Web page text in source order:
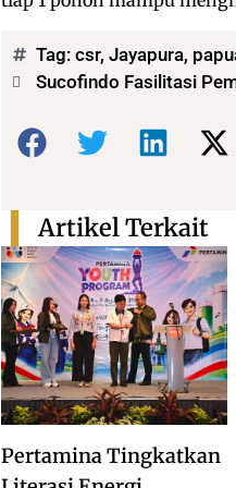
Tag: csr, Jayapura,
Sucofindo Fasilitasi
Bagikan:
Pertamina Tingkatkan
Artikel Terkait